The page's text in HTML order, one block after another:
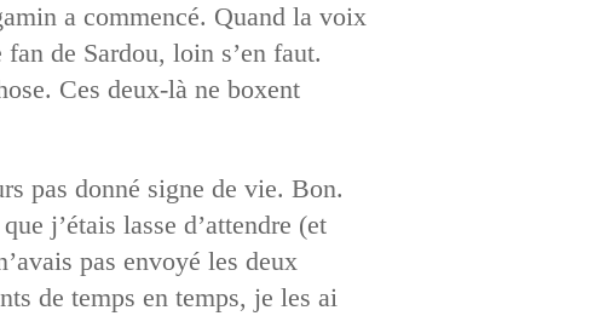
a commencé. Quand la voix
de Sardou, loin s’en faut.
Ces deux-là ne boxent
pas donné signe de vie. Bon.
j’étais lasse d’attendre (et
pas envoyé les deux
de temps en temps, je les ai